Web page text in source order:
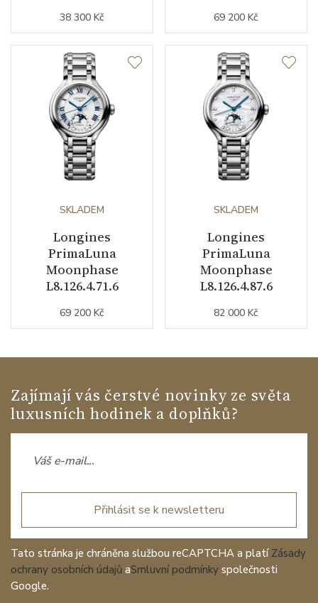
38 300 Kč 69 200 Kč
SKLADEM
Longines
PrimaLuna
Moonphase
L8.126.4.71.6
69 200 Kč
SKLADEM
Longines
PrimaLuna
Moonphase
L8.126.4.87.6
82 000 Kč
Zajímají vás čerstvé novinky ze světa
luxusních hodinek a doplňků?
Přihlásit se k newsletteru
Tato stránka je chráněna službou reCAPTCHA a platí Zásady
ochrany osobních údajů aSmluvní podmínky společnosti
Google.